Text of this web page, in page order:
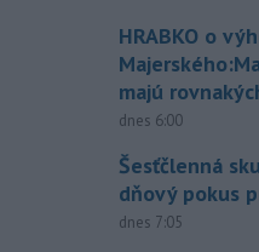
HRABKO o
majú
dnes 6:00
Šesťčlenná
dňový pokus
dnes 7:05